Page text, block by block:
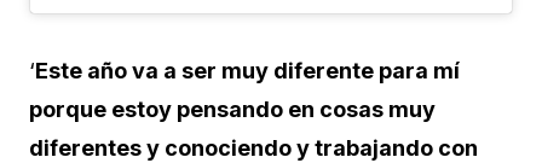
‘Este año va a ser muy diferente para mí
porque estoy pensando en cosas muy
diferentes y conociendo y trabajando con